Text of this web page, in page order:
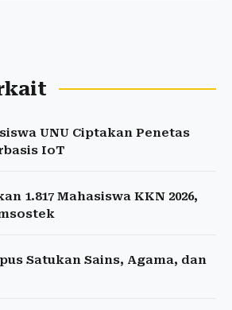
UNU Ciptakan Penetas
IoT
1.817 Mahasiswa KKN 2026,
Satukan Sains, Agama, dan